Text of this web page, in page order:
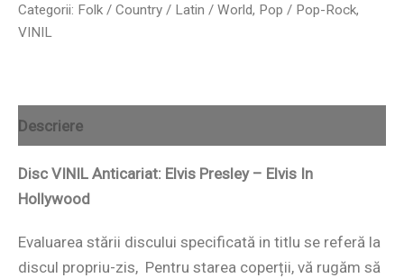
Categorii: Folk / Country / Latin / World, Pop / Pop-Rock,
VINIL
Descriere
Disc VINIL Anticariat: Elvis Presley – Elvis In
Hollywood
Evaluarea stării discului specificată in titlu se referă la
discul propriu-zis, Pentru starea coperții, vă rugăm să